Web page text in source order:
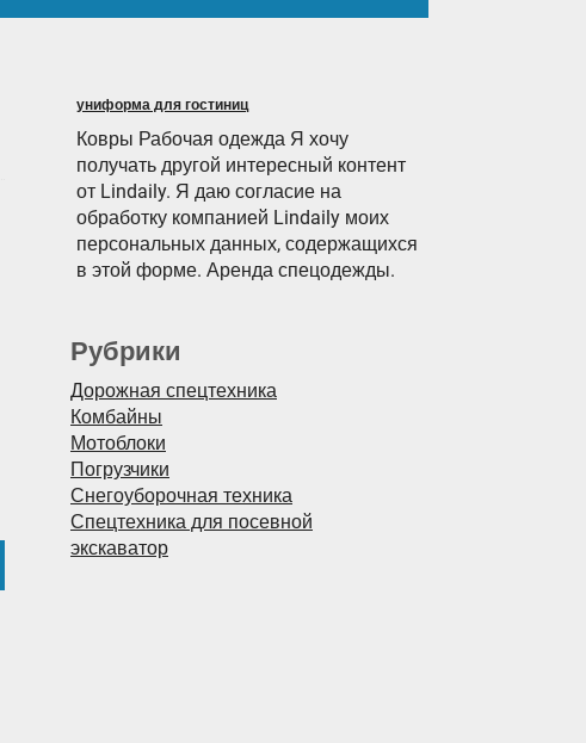
униформа для гостиниц
Ковры Рабочая одежда Я хочу
получать другой интересный контент
от Lindaily. Я даю согласие на
обработку компанией Lindaily моих
персональных данных, содержащихся
в этой форме. Аренда спецодежды.
Рубрики
Дорожная спецтехника
Комбайны
Мотоблоки
Погрузчики
Снегоуборочная техника
Спецтехника для посевной
экскаватор